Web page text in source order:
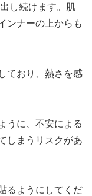
し続けます。肌
ンナーの上からも
ており、熱さを感
うに、不安による
しまうリスクがあ
るようにしてくだ